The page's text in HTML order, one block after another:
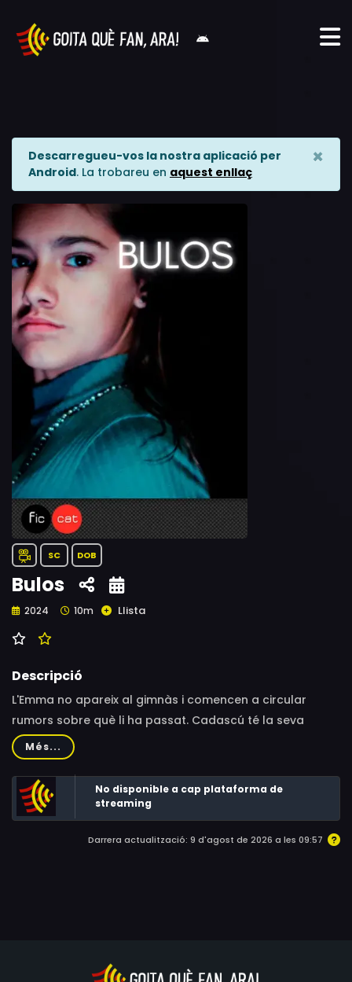
Descarregueu-vos la nostra aplicació per
Android. La trobareu en aquest enllaç
×
SC DOB
Bulos
2024 10m Llista
Descripció
L'Emma no apareix al gimnàs i comencen a circular
rumors sobre què li ha passat. Cadascú té la seva
pròpia versió, però ningú sap la veritat.
Més...
No disponible a cap plataforma de
streaming
Darrera actualització: 9 d'agost de 2026 a les 09:57